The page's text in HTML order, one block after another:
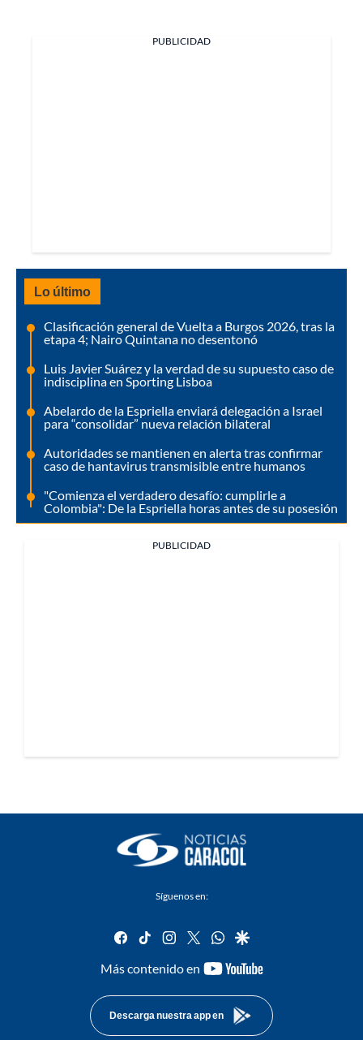
PUBLICIDAD
Lo último
Clasificación general de Vuelta a Burgos 2026, tras la
etapa 4; Nairo Quintana no desentonó
Luis Javier Suárez y la verdad de su supuesto caso de
indisciplina en Sporting Lisboa
Abelardo de la Espriella enviará delegación a Israel
para “consolidar” nueva relación bilateral
Autoridades se mantienen en alerta tras confirmar
caso de hantavirus transmisible entre humanos
"Comienza el verdadero desafío: cumplirle a
Colombia": De la Espriella horas antes de su posesión
PUBLICIDAD
Síguenos en:
facebook
tiktok instagram
twitterwhatsapp
google
Más contenido en
youtube-
Descarga nuestra app en